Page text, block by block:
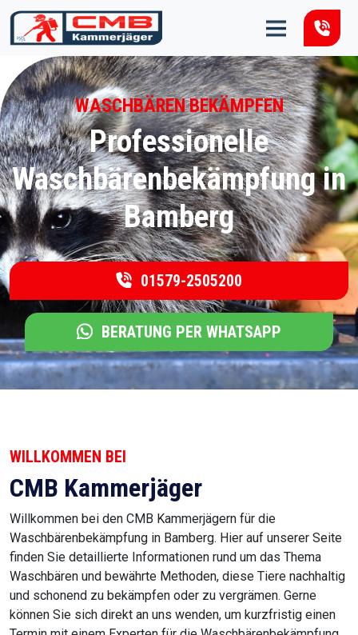
Zum Inhalt springen
WASCHBÄREN BEKÄMPFEN
Professionelle
Waschbärenbekämpfung in
Bamberg
01579-2505200
BERATUNG PER WHATSAPP
WILLKOMMEN BEI
CMB Kammerjäger
Willkommen bei den CMB Kammerjägern für die
Waschbärenbekämpfung in Bamberg. Hier auf unserer Seite
finden Sie detaillierte Informationen rund um das Thema
Waschbären und bewährte Methoden, diese Tiere nachhaltig
und schonend zu bekämpfen oder zu vergrämen. Gerne
können Sie sich direkt an uns wenden, um kurzfristig einen